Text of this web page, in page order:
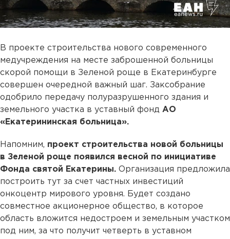
В проекте строительства нового современного
медучреждения на месте заброшенной больницы
скорой помощи в Зеленой роще в Екатеринбурге
совершен очередной важный шаг. Заксобрание
одобрило передачу полуразрушенного здания и
земельного участка в уставный фонд АО
«Екатерининская больница».
Напомним, проект строительства новой больницы
в Зеленой роще появился весной по инициативе
Фонда святой Екатерины. Организация предложила
построить тут за счет частных инвестиций
онкоцентр мирового уровня. Будет создано
совместное акционерное общество, в которое
область вложится недостроем и земельным участком
под ним, за что получит четверть в уставном